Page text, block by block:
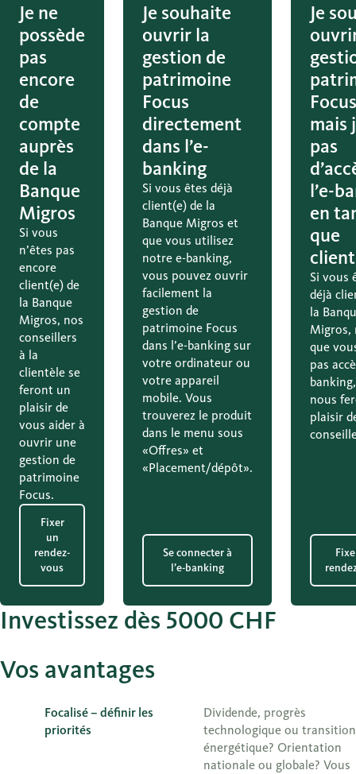
Je ne
possède
pas
encore
de
compte
auprès
de la
Banque
Migros
Si vous
n’êtes pas
encore
client(e) de
la Banque
Migros, nos
conseillers
à la
clientèle se
feront un
plaisir de
vous aider à
ouvrir une
gestion de
patrimoine
Focus.
Fixer
un
rendez-
vous
Je souhaite
ouvrir la
gestion de
patrimoine
Focus
directement
dans l’e-
banking
Si vous êtes déjà
client(e) de la
Banque Migros et
que vous utilisez
notre e-banking,
vous pouvez ouvrir
facilement la
gestion de
patrimoine Focus
dans l’e-banking sur
votre ordinateur ou
votre appareil
mobile. Vous
trouverez le produit
dans le menu sous
«Offres» et
«Placement/dépôt».
Se connecter à
l’e-banking
Je
mais
pas
l’e-
en
que
Si vous
déjà
la
Migros,
que
pas
nous
plaisir
Investissez dès 5000 CHF
Vos avantages
Focalisé – définir les
priorités
Dividende, progrès
technologique ou transition
énergétique? Orientation
nationale ou globale? Vous